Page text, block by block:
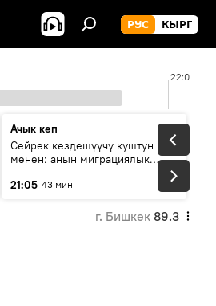
РУС КЫРГ
22:00
Ачык кеп
Сейрек кездешүүчү куштун изи
менен: анын миграциялык
21:05 43 мин
г. Бишкек 89.3